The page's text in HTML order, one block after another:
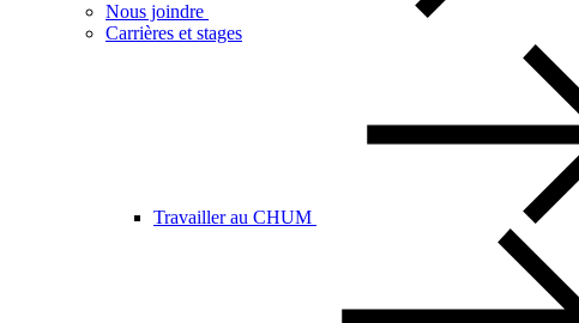
Nous joindre
Carrières et stages
Travailler au CHUM